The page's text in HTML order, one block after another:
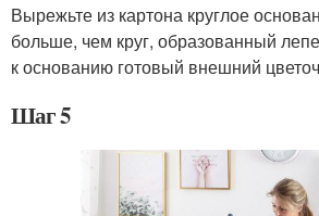
Вырежьте из картона круглое
больше, чем круг, образованный
к основанию готовый внешний
Шаг 5